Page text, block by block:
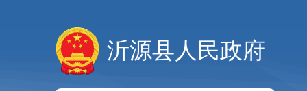
沂源县人民政府